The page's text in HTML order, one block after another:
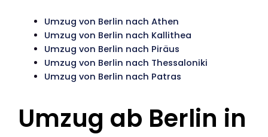
Umzug von Berlin nach Athen
Umzug von Berlin nach Kallithea
Umzug von Berlin nach Piräus
Umzug von Berlin nach Thessaloniki
Umzug von Berlin nach Patras
Umzug ab Berlin in